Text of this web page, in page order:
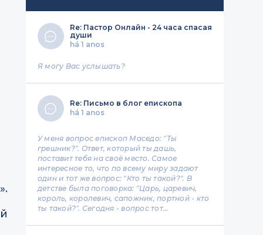
Re: Пастор Онлайн - 24 часа спасая
души
há 1 anos
Я могу Вас услышать?
Re: Письмо в блог епископа
há 1 anos
У меня вопрос епископ Маседо: "Ты
грешник?". Ответ, который ты дашь,
поставит тебя на своё место. Самое
интересное то, что по всему миру задают
один и тот же вопрос: "Кто ты такой?". В
детстве была поговорка: "Царь, царевич,
король, королевич, сапожник, портной - кто
ты такой?". Сегодня - вопрос тот…